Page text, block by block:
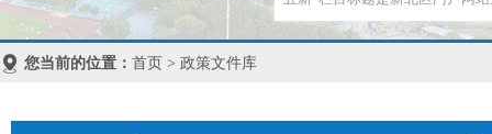
您当前的位置： 首页 > 政策文件库